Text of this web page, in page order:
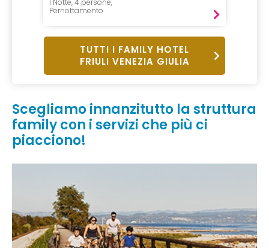
1 Notte, 4 persone,
Pernottamento
TUTTI I FAMILY HOTEL
FRIULI VENEZIA GIULIA
Scegliamo innanzitutto la struttura
family con i servizi che più ci
piacciono!